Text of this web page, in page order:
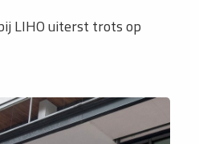
LIHO uiterst trots op